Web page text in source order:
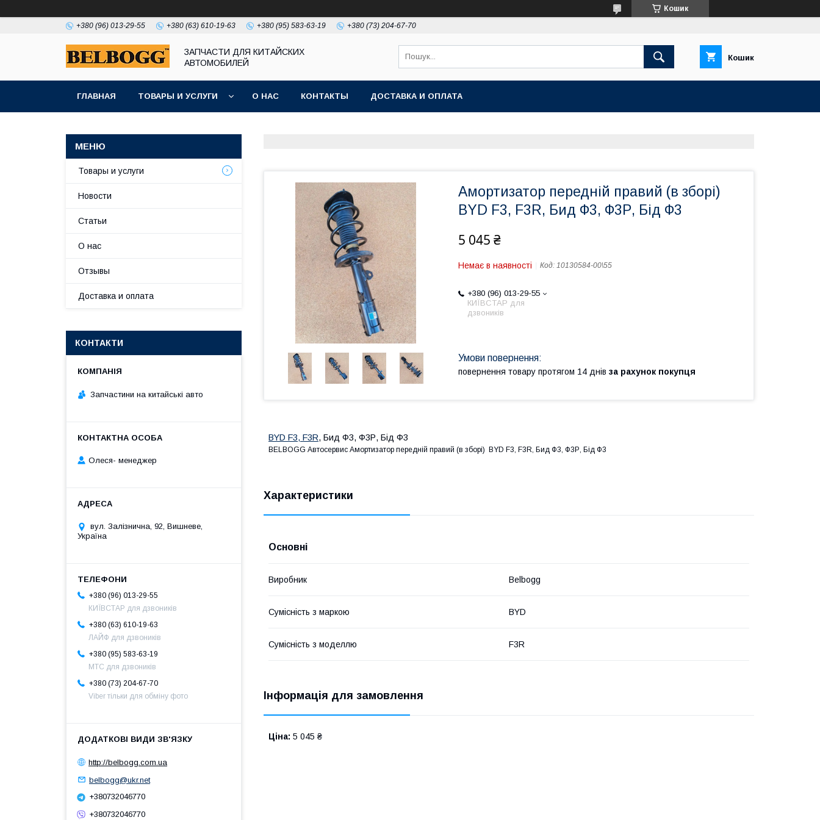
Кошик
+380 (96) 013-29-55 +380 (63) 610-19-63 +380 (95) 583-63-19 +380 (73) 204-67-70
ЗАПЧАСТИ ДЛЯ КИТАЙСКИХ
АВТОМОБИЛЕЙ
Кошик
ГЛАВНАЯ ТОВАРЫ И УСЛУГИ О НАС КОНТАКТЫ ДОСТАВКА И ОПЛАТА
Амортизатор передній правий (в зборі)
BYD F3, F3R, Бид Ф3, Ф3Р, Бід Ф3
5 045 ₴
Немає в наявності Код: 10130584-00\55
+380 (96) 013-29-55
КИЇВСТАР для
дзвоників
повернення товару протягом 14 днів за рахунок покупця
BYD F3, F3R, Бид Ф3, Ф3Р, Бід Ф3
BELBOGG Автосервис Амортизатор передній правий (в зборі) BYD F3, F3R, Бид Ф3, Ф3Р, Бід Ф3
Характеристики
Основні
Виробник Belbogg
Сумісність з маркою BYD
Сумісність з моделлю F3R
Інформація для замовлення
Ціна: 5 045 ₴
Товары и услуги
Новости
Статьи
О нас
Отзывы
Доставка и оплата
КОНТАКТИ
Запчастини на китайські авто
Олеся- менеджер
вул. Залізнична, 92, Вишневе,
Україна
+380 (96) 013-29-55
КИЇВСТАР для дзвоників
+380 (63) 610-19-63
ЛАЙФ для дзвоників
+380 (95) 583-63-19
МТС для дзвоників
+380 (73) 204-67-70
Viber тільки для обміну фото
http://belbogg.com.ua
belbogg@ukr.net
+380732046770
+380732046770